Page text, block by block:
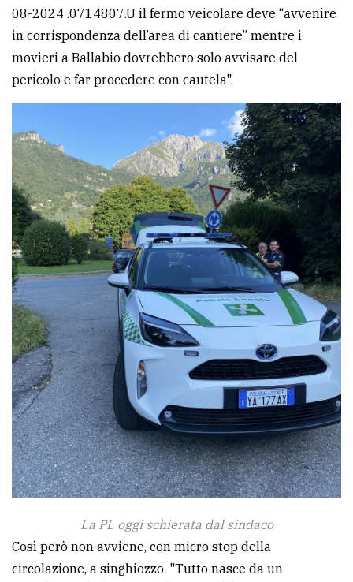
08-2024 .0714807.U il fermo veicolare deve “avvenire
in corrispondenza dell’area di cantiere” mentre i
movieri a Ballabio dovrebbero solo avvisare del
pericolo e far procedere con cautela".
La PL oggi schierata dal sindaco
Così però non avviene, con micro stop della
circolazione, a singhiozzo. "Tutto nasce da un